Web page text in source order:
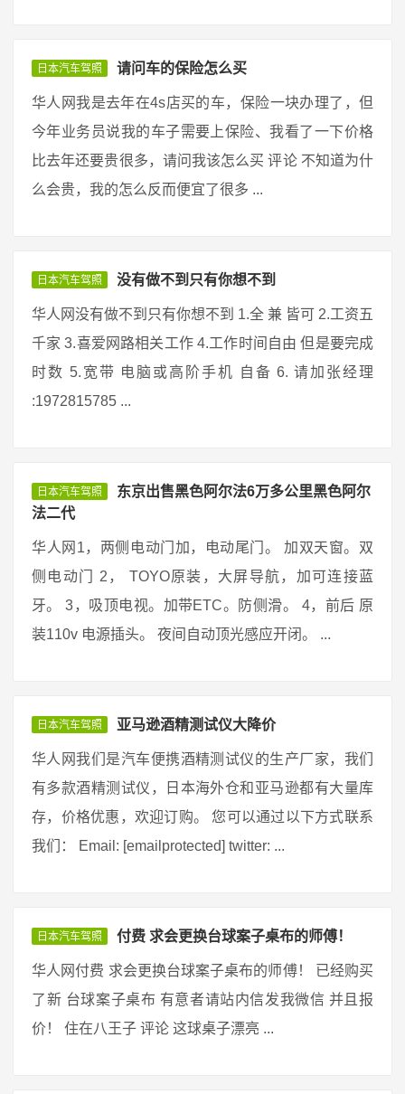
日本汽车驾照 请问车的保险怎么买
华人网我是去年在4s店买的车，保险一块办理了，但
今年业务员说我的车子需要上保险、我看了一下价格
比去年还要贵很多，请问我该怎么买 评论 不知道为什
么会贵，我的怎么反而便宜了很多 ...
日本汽车驾照 没有做不到只有你想不到
华人网没有做不到只有你想不到 1.全 兼 皆可 2.工资五
千家 3.喜爱网路相关工作 4.工作时间自由 但是要完成
时数 5.宽带 电脑或高阶手机 自备 6. 请加张经理
:1972815785 ...
日本汽车驾照
东京出售黑色阿尔法6万多公里黑色阿尔
法二代
华人网1，两侧电动门加，电动尾门。 加双天窗。双
侧电动门 2， TOYO原装，大屏导航，加可连接蓝
牙。 3，吸顶电视。加带ETC。防侧滑。 4，前后 原
装110v 电源插头。 夜间自动顶光感应开闭。 ...
日本汽车驾照 亚马逊酒精测试仪大降价
华人网我们是汽车便携酒精测试仪的生产厂家，我们
有多款酒精测试仪，日本海外仓和亚马逊都有大量库
存，价格优惠，欢迎订购。 您可以通过以下方式联系
我们： Email: [emailprotected] twitter: ...
日本汽车驾照 付费 求会更换台球案子桌布的师傅！
华人网付费 求会更换台球案子桌布的师傅！ 已经购买
了新 台球案子桌布 有意者请站内信发我微信 并且报
价！ 住在八王子 评论 这球桌子漂亮 ...